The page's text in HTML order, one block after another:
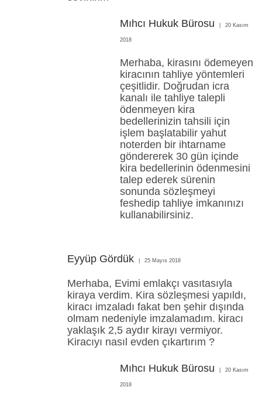
Mıhcı Hukuk Bürosu 20 Kasım
2018
Merhaba, kirasını ödemeyen
kiracının tahliye yöntemleri
çeşitlidir. Doğrudan icra
kanalı ile tahliye talepli
ödenmeyen kira
bedellerinizin tahsili için
işlem başlatabilir yahut
noterden bir ihtarname
göndererek 30 gün içinde
kira bedellerinin ödenmesini
talep ederek sürenin
sonunda sözleşmeyi
feshedip tahliye imkanınızı
kullanabilirsiniz.
Eyyüp Gördük 25 Mayıs 2018
Merhaba, Evimi emlakçı vasıtasıyla
kiraya verdim. Kira sözleşmesi yapıldı,
kiracı imzaladı fakat ben şehir dışında
olmam nedeniyle imzalamadım. kiracı
yaklaşık 2,5 aydır kirayı vermiyor.
Kiracıyı nasıl evden çıkartırım ?
Mıhcı Hukuk Bürosu 20 Kasım
2018